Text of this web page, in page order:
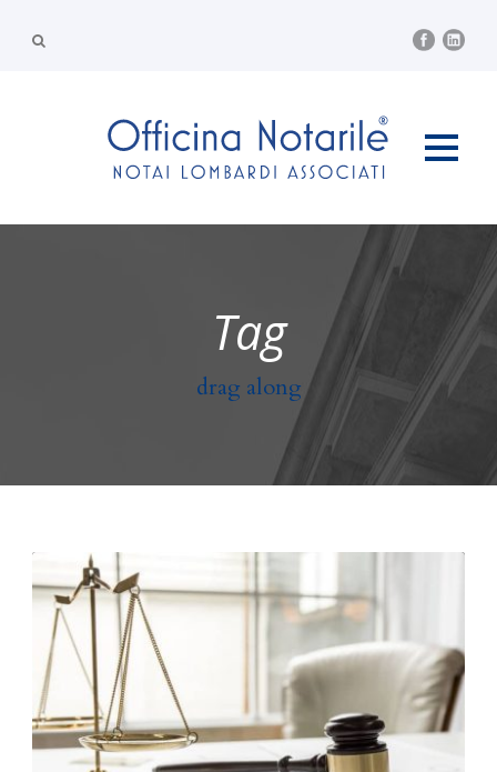
Tag
drag along